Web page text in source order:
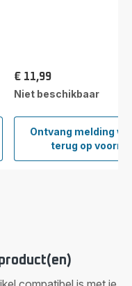
Ontvang melding
terug op
50
Prijs
€ 11,99
Niet beschikbaar